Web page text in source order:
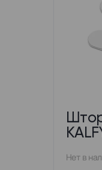
Нет в